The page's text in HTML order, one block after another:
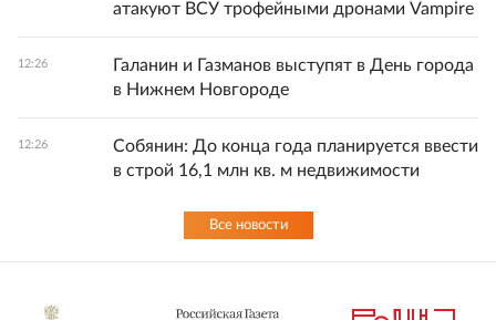
атакуют ВСУ трофейными дронами Vampire
12:26
Галанин и Газманов выступят в День города
в Нижнем Новгороде
12:26
Собянин: До конца года планируется ввести
в строй 16,1 млн кв. м недвижимости
Все новости